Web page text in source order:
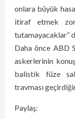
onlara büyük
itiraf etmek
tutamayacaklar”
Daha önce ABD
askerlerinin
balistik füze
travması
Paylaş: